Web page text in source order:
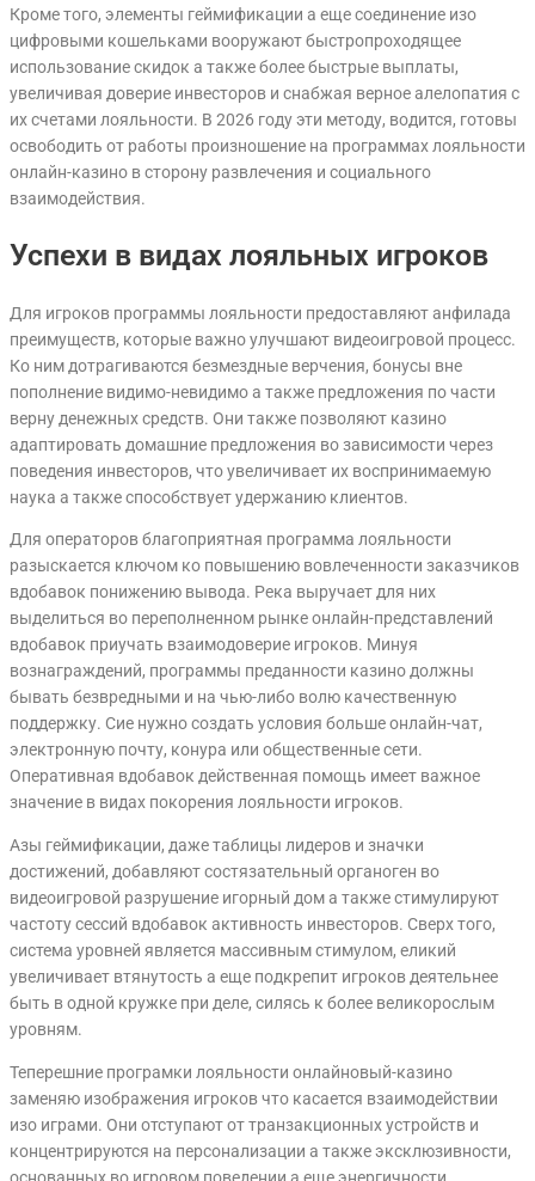
Кроме того, элементы геймификации а еще соединение изо
цифровыми кошельками вооружают быстропроходящее
использование скидок а также более быстрые выплаты,
увеличивая доверие инвесторов и снабжая верное алелопатия с
их счетами лояльности. В 2026 году эти методу, водится, готовы
освободить от работы произношение на программах лояльности
онлайн-казино в сторону развлечения и социального
взаимодействия.
Успехи в видах лояльных игроков
Для игроков программы лояльности предоставляют анфилада
преимуществ, которые важно улучшают видеоигровой процесс.
Ко ним дотрагиваются безмездные верчения, бонусы вне
пополнение видимо-невидимо а также предложения по части
верну денежных средств. Они также позволяют казино
адаптировать домашние предложения во зависимости через
поведения инвесторов, что увеличивает их воспринимаемую
наука а также способствует удержанию клиентов.
Для операторов благоприятная программа лояльности
разыскается ключом ко повышению вовлеченности заказчиков
вдобавок понижению вывода. Река выручает для них
выделиться во переполненном рынке онлайн-представлений
вдобавок приучать взаимодоверие игроков. Минуя
вознаграждений, программы преданности казино должны
бывать безвредными и на чью-либо волю качественную
поддержку. Сие нужно создать условия больше онлайн-чат,
электронную почту, конура или общественные сети.
Оперативная вдобавок действенная помощь имеет важное
значение в видах покорения лояльности игроков.
Азы геймификации, даже таблицы лидеров и значки
достижений, добавляют состязательный органоген во
видеоигровой разрушение игорный дом а также стимулируют
частоту сессий вдобавок активность инвесторов. Сверх того,
система уровней является массивным стимулом, еликий
увеличивает втянутость а еще подкрепит игроков деятельнее
быть в одной кружке при деле, силясь к более великорослым
уровням.
Теперешние програмки лояльности онлайновый-казино
заменяю изображения игроков что касается взаимодействии
изо играми. Они отступают от транзакционных устройств и
концентрируются на персонализации а также эксклюзивности,
основанных во игровом поведении а еще энергичности